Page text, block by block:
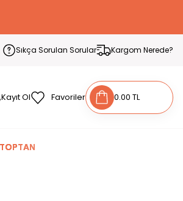
Sıkça Sorulan Sorular Kargom Nerede?
Ol Favoriler 0.00 TL
TOPTAN